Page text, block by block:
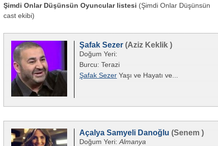
Şimdi Onlar Düşünsün Oyuncular listesi (Şimdi Onlar Düşünsün
cast ekibi)
Şafak Sezer (Aziz Keklik )
Doğum Yeri:
Burcu: Terazi
Şafak SezerYaşı ve Hayatı ve...
Açalya Samyeli Danoğlu (Senem )
Doğum Yeri:Almanya